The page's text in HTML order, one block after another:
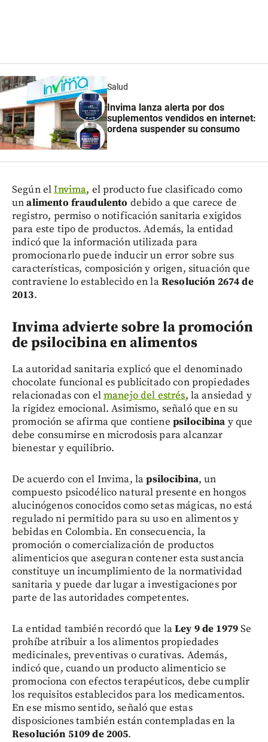
Salud
Invima lanza alerta por dos
suplementos vendidos en internet:
ordena suspender su consumo
Según elInvima, el producto fue clasificado como
unalimento fraudulento debido a que carece de
registro, permiso o notificación sanitaria exigidos
para este tipo de productos. Además, la entidad
indicó que la información utilizada para
promocionarlo puede inducir un error sobre sus
características, composición y origen, situación que
contraviene lo establecido en laResolución 2674 de
2013.
Invima advierte sobre la promoción
de psilocibina en alimentos
La autoridad sanitaria explicó que el denominado
chocolate funcional es publicitado con propiedades
relacionadas con elmanejo del estrés, la ansiedad y
la rigidez emocional. Asimismo, señaló que en su
promoción se afirma que contiene psilocibina y que
debe consumirse en microdosis para alcanzar
bienestar y equilibrio.
De acuerdo con el Invima, lapsilocibina, un
compuesto psicodélico natural presente en hongos
alucinógenos conocidos como setas mágicas, no está
regulado ni permitido para su uso en alimentos y
bebidas en Colombia. En consecuencia, la
promoción o comercialización de productos
alimenticios que aseguran contener esta sustancia
constituye un incumplimiento de la normatividad
sanitaria y puede dar lugar a investigaciones por
parte de las autoridades competentes.
La entidad también recordó que laLey 9 de 1979Se
prohíbe atribuir a los alimentos propiedades
medicinales, preventivas o curativas. Además,
indicó que, cuando un producto alimenticio se
promociona con efectos terapéuticos, debe cumplir
los requisitos establecidos para los medicamentos.
En ese mismo sentido, señaló que estas
disposiciones también están contempladas en la
Resolución 5109 de 2005.